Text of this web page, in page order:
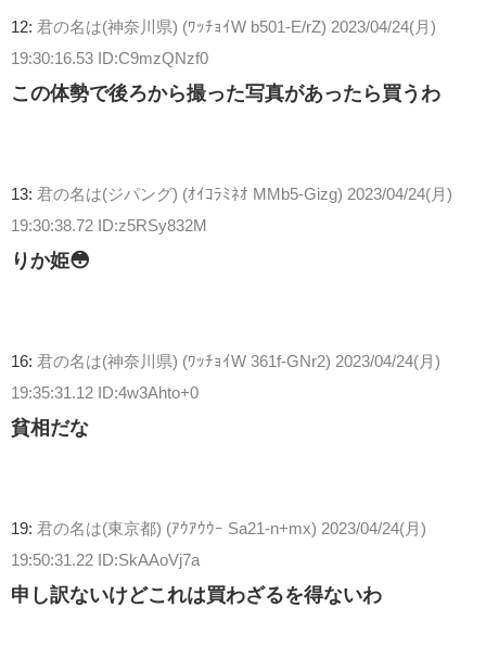
12: 君の名は(神奈川県) (ﾜｯﾁｮｲW b501-E/rZ) 2023/04/24(月)
19:30:16.53 ID:C9mzQNzf0
この体勢で後ろから撮った写真があったら買うわ
13: 君の名は(ジパング) (ｵｲｺﾗﾐﾈｵ MMb5-Gizg) 2023/04/24(月)
19:30:38.72 ID:z5RSy832M
りか姫😳
16: 君の名は(神奈川県) (ﾜｯﾁｮｲW 361f-GNr2) 2023/04/24(月)
19:35:31.12 ID:4w3Ahto+0
貧相だな
19: 君の名は(東京都) (ｱｳｱｳｳｰ Sa21-n+mx) 2023/04/24(月)
19:50:31.22 ID:SkAAoVj7a
申し訳ないけどこれは買わざるを得ないわ